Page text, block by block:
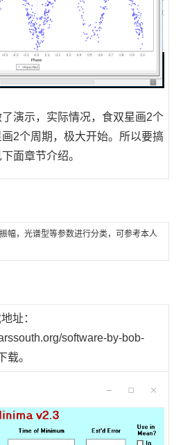
演示，实际情况，食双星画2个
2个周期，极大开始。所以要搞
面章节介绍。
幅，光谱型等参数进行分类，可参考本人
址：
software-by-bob-
载。